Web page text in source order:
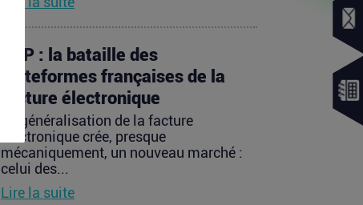
PDP : la bataille des
plateformes françaises de la
facture électronique
La généralisation de la facture
électronique crée, presque
mécaniquement, un nouveau marché :
celui des...
Lire la suite